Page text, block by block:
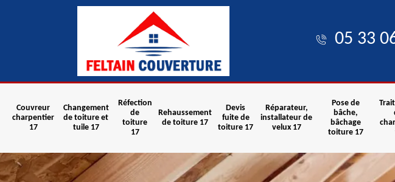
05 33
Couvreur
charpentier
17
Changement
de toiture et
tuile 17
Réfection
de
toiture
17
Rehaussement
de toiture 17
Devis
fuite de
toiture 17
Réparateur,
installateur de
velux 17
Pose de
bâche,
bâchage
toiture 17